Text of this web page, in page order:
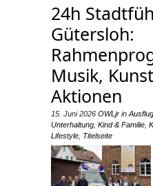
24h
Gütersloh:
Musik,
Aktionen
15. Juni 2026 OWLjr in
Unterhaltung Kind & Familie
Lifestyle Titelseite